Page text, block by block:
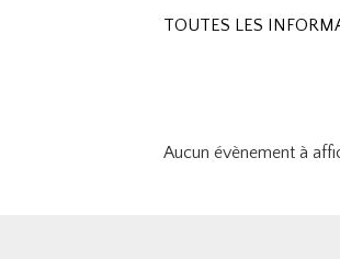
TOUTES LES
Aucun évènement à